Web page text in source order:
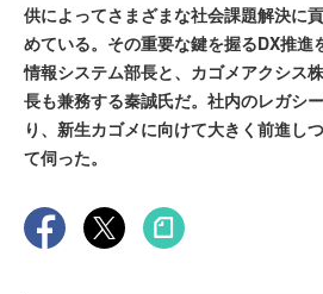
供によってさまざまな社会課題解決に
めている。その重要な鍵を握るDX推進
情報システム部長と、カゴメアクシス
長も兼務する秦誠氏だ。社内のレガシ
り、新生カゴメに向けて大きく前進し
て伺った。